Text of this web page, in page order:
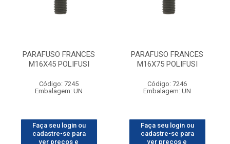
PARAFUSO FRANCES
M16X45 POLIFUSI
Código: 7245
Embalagem: UN
Faça seu login ou
cadastre-se para
ver preços e
PARAFUSO FRANCES
M16X75 POLIFUSI
Código: 7246
Embalagem: UN
Faça seu login ou
cadastre-se para
ver preços e